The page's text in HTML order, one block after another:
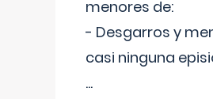
menores de:
- Desgarros y
casi ninguna
...